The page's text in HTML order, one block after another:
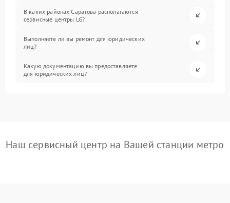
В каких районах Саратова располагаются
сервисные центры LG?
Выполняете ли вы ремонт для юридических
лиц?
Какую документацию вы предоставляете
для юридических лиц?
Наш сервисный центр на Вашей станции метро